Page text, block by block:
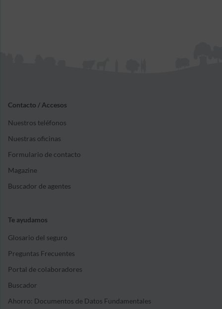
Contacto / Accesos
Nuestros teléfonos
Nuestras oficinas
Formulario de contacto
Magazine
Buscador de agentes
Te ayudamos
Glosario del seguro
Preguntas Frecuentes
Portal de colaboradores
Buscador
Ahorro: Documentos de Datos Fundamentales